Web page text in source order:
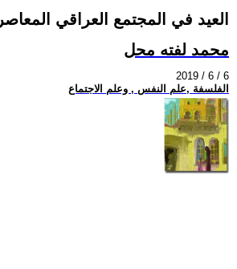
العيد في المجتمع العراقي المعاصر
محمد لفته محل
2019 / 6 / 6
الفلسفة ,علم النفس , وعلم الاجتماع